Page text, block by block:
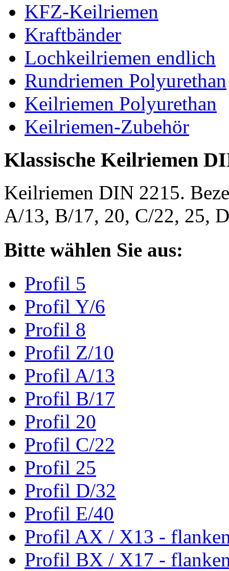
KFZ-Keilriemen
Kraftbänder
Lochkeilriemen endlich
Rundriemen Polyurethan
Keilriemen Polyurethan
Keilriemen-Zubehör
Klassische Keilriemen
Keilriemen DIN 2215.
A/13, B/17, 20, C/22, 25,
Bitte wählen Sie aus:
Profil 5
Profil Y/6
Profil 8
Profil Z/10
Profil A/13
Profil B/17
Profil 20
Profil C/22
Profil 25
Profil D/32
Profil E/40
Profil AX / X13 -
Profil BX / X17 -